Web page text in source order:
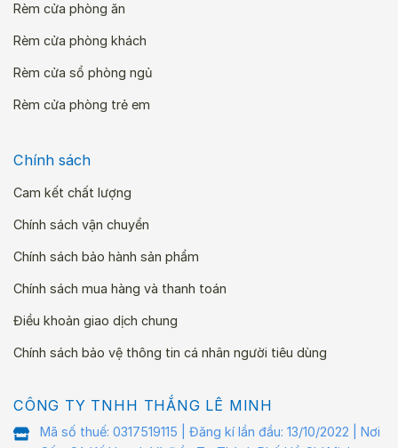
Rèm cửa phòng ăn
Rèm cửa phòng khách
Rèm cửa sổ phòng ngủ
Rèm cửa phòng trẻ em
Chính sách
Cam kết chất lượng
Chính sách vận chuyển
Chính sách bảo hành sản phẩm
Chính sách mua hàng và thanh toán
Điều khoản giao dịch chung
Chính sách bảo vệ thông tin cá nhân người tiêu dùng
CÔNG TY TNHH THẮNG LÊ MINH
Mã số thuế: 0317519115 | Đăng kí lần đầu: 13/10/2022 | Nơi